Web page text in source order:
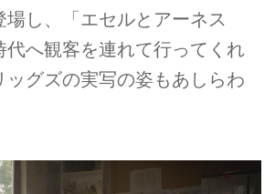
場し、「エセルとアーネス
代へ観客を連れて行ってくれ
ッグズの実写の姿もあしらわ